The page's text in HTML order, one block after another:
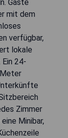
Gäste
mit dem
verfügbar,
lokale
24-
Zimmer
Minibar,